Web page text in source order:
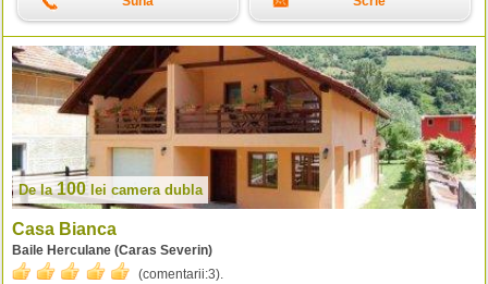
De la100lei camera dubla
Casa Bianca
Baile Herculane (Caras Severin)
(comentarii:3).